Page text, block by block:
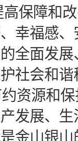
高保障和
幸福感
全面发
社会和
资源和保
发展、
金山银